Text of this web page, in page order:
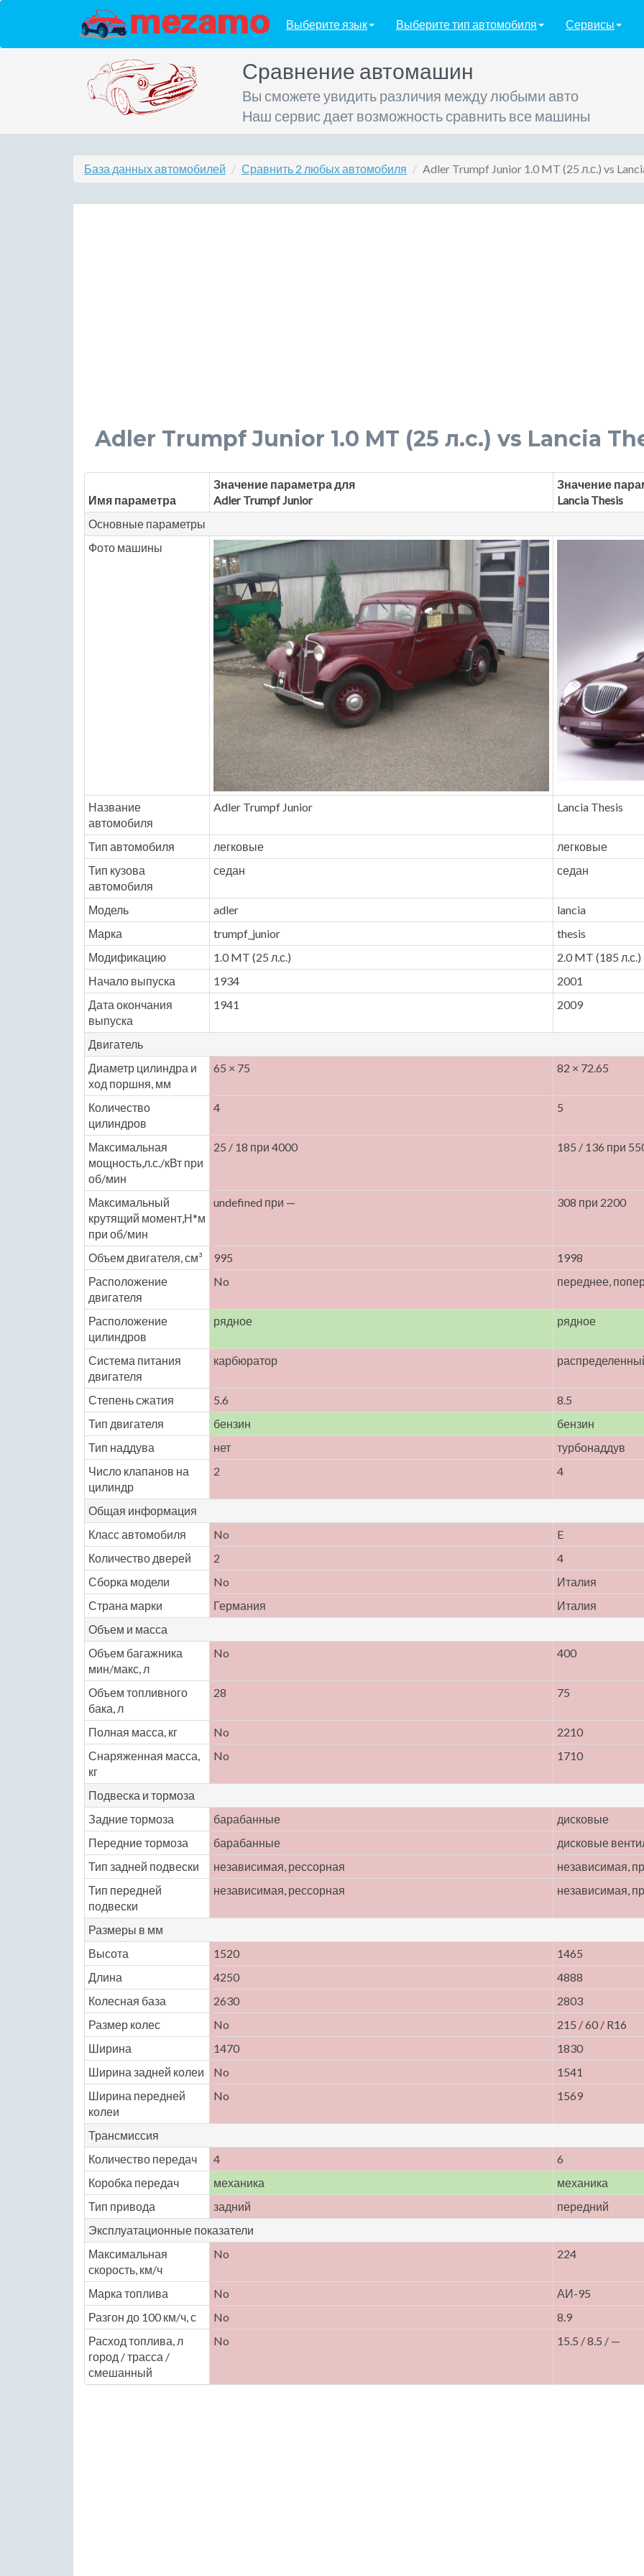
Выберите язык Выберите тип автомобиля Сервисы
Сравнение автомашин
Вы сможете увидить различия между любыми авто
Наш сервис дает возможность сравнить все машины
База данных автомобилей Сравнить 2 любых автомобиля Adler Trumpf Junior 1.0 MT (25 л.с.) vs
Adler Trumpf Junior 1.0 MT (25 л.с.) vs Lancia
Имя параметра
Значение параметра для
Adler Trumpf Junior
Значение
Lancia Thesis
Основные параметры
Фото машины
Название
автомобиля
Adler Trumpf Junior Lancia Thesis
Тип автомобиля легковые
легковые
Тип кузова
автомобиля
седан седан
Модель adler
lancia
Марка
trumpf_junior
thesis
Модификацию
1.0 MT (25 л.с.)
2.0 MT (185 л.с.)
Начало выпуска
1934
2001
Дата окончания
выпуска
1941 2009
Двигатель
Диаметр цилиндра и
ход поршня, мм
65 × 75 82 × 72.65
Количество
цилиндров
4 5
Максимальная
мощность,л.с./кВт при
об/мин
25 / 18 при 4000 185 / 136 при
Максимальный
крутящий момент,Н*м
при об/мин
undefined при — 308 при 2200
Объем двигателя, см³ 995
1998
Расположение
двигателя
No переднее,
Расположение
цилиндров
рядное рядное
Система питания
двигателя
карбюратор
Степень сжатия 5.6
8.5
Тип двигателя
бензин
бензин
Тип наддува
нет
турбонаддув
Число клапанов на
цилиндр
2 4
Общая информация
Класс автомобиля
No
E
Количество дверей
2
4
Сборка модели
No
Италия
Страна марки
Германия
Италия
Объем и масса
Объем багажника
мин/макс, л
No 400
Объем топливного
бака, л
28 75
Полная масса, кг No
2210
Снаряженная масса,
кг
No 1710
Подвеска и тормоза
Задние тормоза
барабанные
дисковые
Передние тормоза
барабанные
дисковые
Тип задней подвески
независимая, рессорная
независимая,
Тип передней
подвески
независимая, рессорная независимая,
Размеры в мм
Высота
1520
1465
Длина
4250
4888
Колесная база
2630
2803
Размер колес
No
215 / 60 / R16
Ширина
1470
1830
Ширина задней колеи
No
1541
Ширина передней
колеи
No 1569
Трансмиссия
Количество передач
4
6
Коробка передач
механика
механика
Тип привода
задний
передний
Эксплуатационные показатели
Максимальная
скорость, км/ч
No 224
Марка топлива No
АИ-95
Разгон до 100 км/ч, с
No
8.9
Расход топлива, л
город / трасса /
смешанный
No 15.5 / 8.5 / —